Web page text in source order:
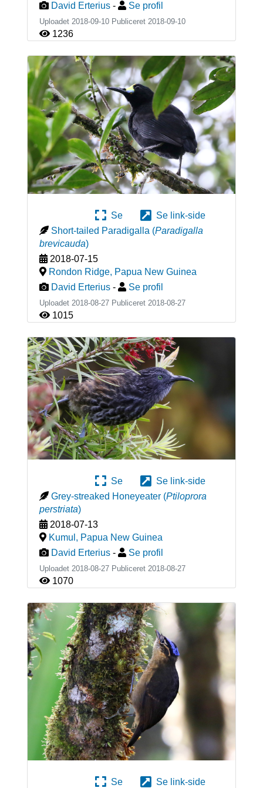
David Erterius - Se profil
Uploadet 2018-09-10 Publiceret 2018-09-10
1236
Se
Se link-side
Short-tailed Paradigalla (Paradigalla
brevicauda)
2018-07-15
Rondon Ridge, Papua New Guinea
David Erterius - Se profil
Uploadet 2018-08-27 Publiceret 2018-08-27
1015
Se
Se link-side
Grey-streaked Honeyeater (Ptiloprora
perstriata)
2018-07-13
Kumul , Papua New Guinea
David Erterius - Se profil
Uploadet 2018-08-27 Publiceret 2018-08-27
1070
Se
Se link-side